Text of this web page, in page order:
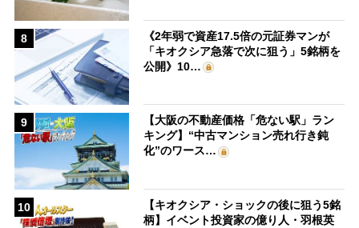
8
《2年弱で資産17.5倍の元証券マンが
「キオクシア急落で次に狙う」5銘柄を
公開》10…
9
【大阪の不動産価格「危ない駅」ラン
キング】“中古マンション売れ行き鈍
化”のワース…
10
【キオクシア・ショックの後に狙う5銘
柄】イベント投資家の億り人・羽根英